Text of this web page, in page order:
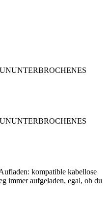
kompatible kabellose
immer aufgeladen, egal, ob du